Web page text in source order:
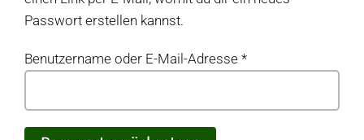
Passwort erstellen kannst.
Benutzername oder E-Mail-Adresse *Erforderlich
Produkte nach Allergenen